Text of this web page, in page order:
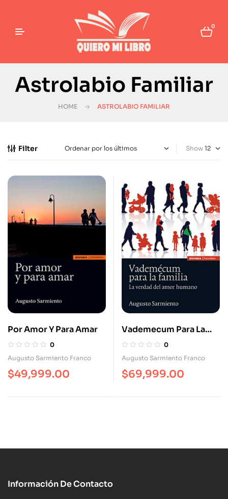
0
Astrolabio Familiar
HOME ASTROLABIO FAMILIAR
Filter Show
Por Amor Y Para Amar
0
Augusto Sarmiento Franco
$49,999.00
Vademecum Para La
Familia. La Verdad Del
Amor Humano
0
Augusto Sarmiento Franco
$69,999.00
Información De Contacto